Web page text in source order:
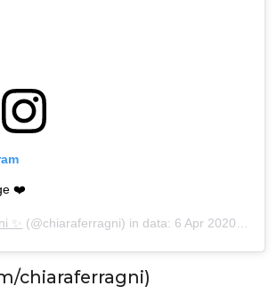
❤️
✨ (@chiaraferragni) in data: 6 Apr 2020 alle ore 11:51 PDT
chiaraferragni)